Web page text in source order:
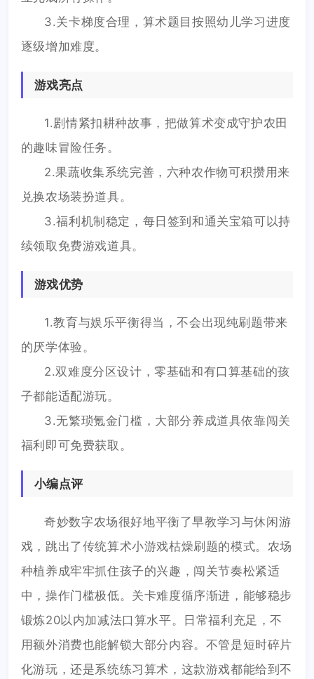
3.关卡梯度合理，算术题目按照幼儿学习进度
逐级增加难度。
游戏亮点
1.剧情紧扣耕种故事，把做算术变成守护农田
的趣味冒险任务。
2.果蔬收集系统完善，六种农作物可积攒用来
兑换农场装扮道具。
3.福利机制稳定，每日签到和通关宝箱可以持
续领取免费游戏道具。
游戏优势
1.教育与娱乐平衡得当，不会出现纯刷题带来
的厌学体验。
2.双难度分区设计，零基础和有口算基础的孩
子都能适配游玩。
3.无繁琐氪金门槛，大部分养成道具依靠闯关
福利即可免费获取。
小编点评
奇妙数字农场很好地平衡了早教学习与休闲游
戏，跳出了传统算术小游戏枯燥刷题的模式。农场
种植养成牢牢抓住孩子的兴趣，闯关节奏松紧适
中，操作门槛极低。关卡难度循序渐进，能够稳步
锻炼20以内加减法口算水平。日常福利充足，不
用额外消费也能解锁大部分内容。不管是短时碎片
化游玩，还是系统练习算术，这款游戏都能给到不